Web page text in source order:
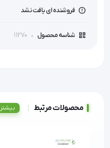
فروشنده ای یافت نشد
شناسه محصول 11270
محصولات مرتبط بیشتر